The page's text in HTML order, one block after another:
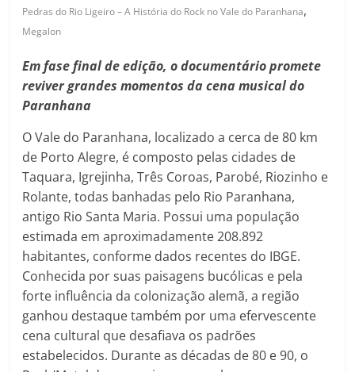
Pedras do Rio Ligeiro – A História do Rock no Vale do Paranhana,
Megalon
Em fase final de edição, o documentário promete
reviver grandes momentos da cena musical do
Paranhana
O Vale do Paranhana, localizado a cerca de 80 km
de Porto Alegre, é composto pelas cidades de
Taquara, Igrejinha, Três Coroas, Parobé, Riozinho e
Rolante, todas banhadas pelo Rio Paranhana,
antigo Rio Santa Maria. Possui uma população
estimada em aproximadamente 208.892
habitantes, conforme dados recentes do IBGE.
Conhecida por suas paisagens bucólicas e pela
forte influência da colonização alemã, a região
ganhou destaque também por uma efervescente
cena cultural que desafiava os padrões
estabelecidos. Durante as décadas de 80 e 90, o